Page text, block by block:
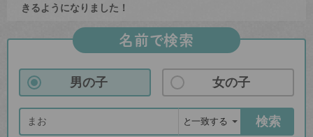
きるようになりました！
名前で検索
男の子 女の子
検索